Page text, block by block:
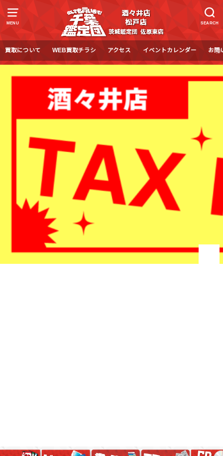
MENU SEARCH
買取について WEB買取チラシ アクセス イベントカレンダー お問